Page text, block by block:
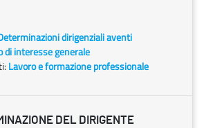
dirigenziali aventi
di interesse generale
Lavoro e formazione professionale
DEL DIRIGENTE